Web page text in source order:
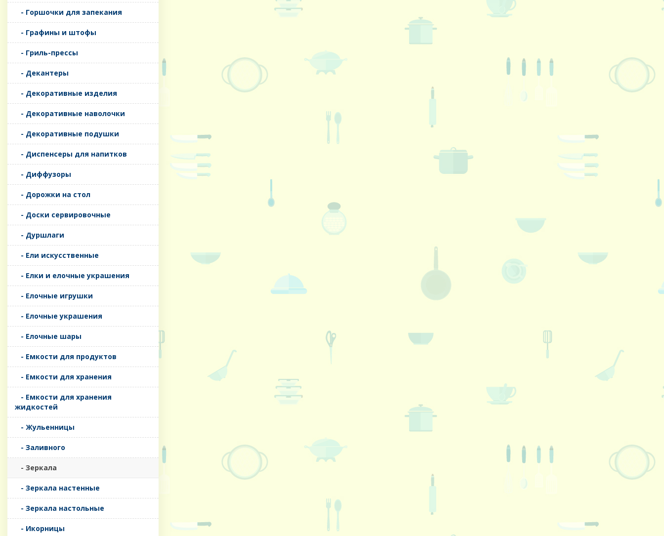
- Горшочки для запекания
- Графины и штофы
- Гриль-прессы
- Декантеры
- Декоративные изделия
- Декоративные наволочки
- Декоративные подушки
- Диспенсеры для напитков
- Диффузоры
- Дорожки на стол
- Доски сервировочные
- Дуршлаги
- Ели искусственные
- Елки и елочные украшения
- Елочные игрушки
- Елочные украшения
- Елочные шары
- Емкости для продуктов
- Емкости для хранения
- Емкости для хранения
жидкостей
- Жульенницы
- Заливного
- Зеркала
- Зеркала настенные
- Зеркала настольные
- Икорницы